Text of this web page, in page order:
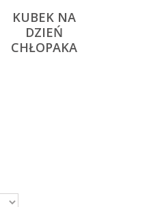
KUBEK NA
DZIEŃ
CHŁOPAKA